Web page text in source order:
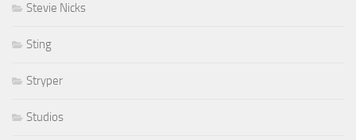
Stevie Nicks
Sting
Stryper
Studios